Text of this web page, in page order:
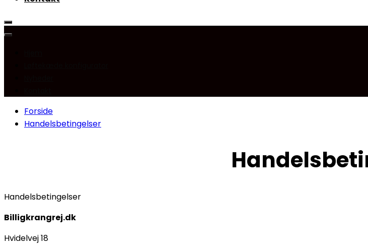
Forside
Handelsbetingelser
Handelsbetingelser
Billigkrangrej.dk
Hvidelvej 18